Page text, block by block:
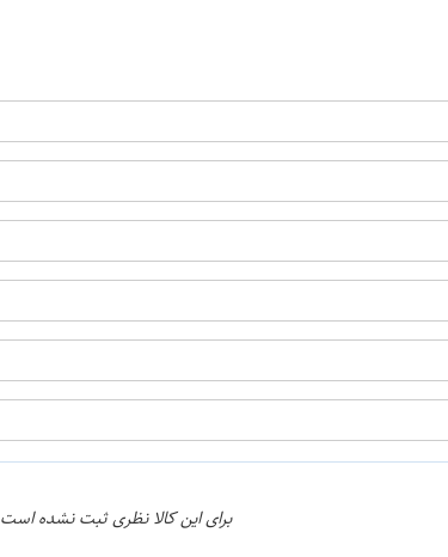
برای این کالا نظری ثبت نشده است